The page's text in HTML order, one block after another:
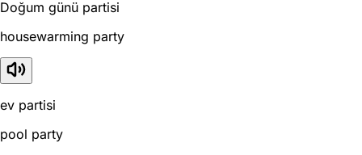
Doğum günü partisi
housewarming party
ev partisi
pool party